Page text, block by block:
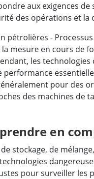
aux exigences de
des opérations et la
pétrolières -
mesure en cours de
les
performance
pour des
des machines de
en
stockage, de
pour surveiller les